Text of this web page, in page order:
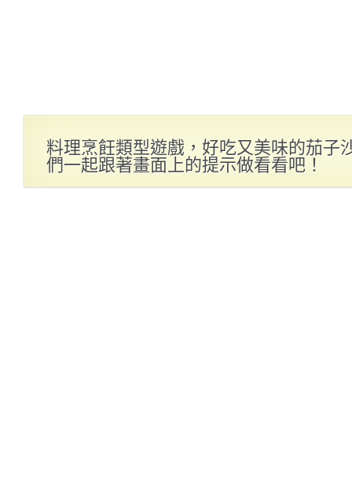
料理烹飪類型遊戲，好吃又美味的茄子
們一起跟著畫面上的提示做看看吧！